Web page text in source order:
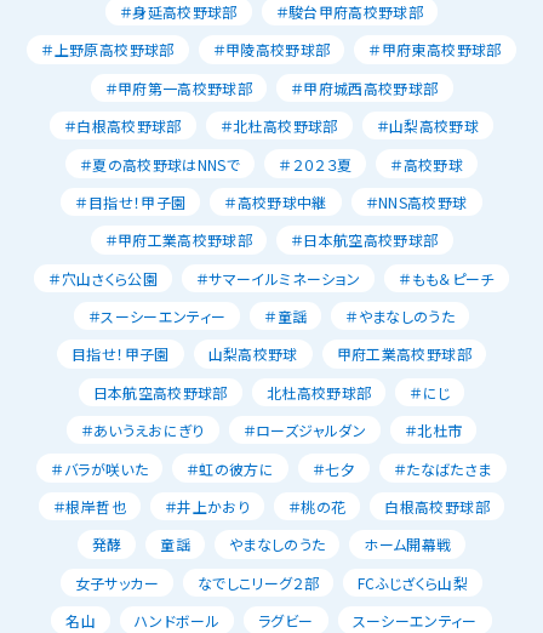
＃身延高校野球部
＃駿台甲府高校野球部
＃上野原高校野球部
＃甲陵高校野球部
＃甲府東高校野球部
＃甲府第一高校野球部
＃甲府城西高校野球部
＃白根高校野球部
＃北杜高校野球部
＃山梨高校野球
＃夏の高校野球はNNSで
＃２０２３夏
＃高校野球
＃目指せ！甲子園
＃高校野球中継
＃NNS高校野球
＃甲府工業高校野球部
＃日本航空高校野球部
＃穴山さくら公園
＃サマーイルミネーション
＃もも＆ピーチ
＃スーシーエンティー
＃童謡
＃やまなしのうた
目指せ！甲子園
山梨高校野球
甲府工業高校野球部
日本航空高校野球部
北杜高校野球部
＃にじ
＃あいうえおにぎり
＃ローズジャルダン
＃北杜市
＃バラが咲いた
＃虹の彼方に ＃七夕
＃たなばたさま
＃根岸哲也
＃井上かおり ＃桃の花
白根高校野球部
発酵
童謡 やまなしのうた
ホーム開幕戦
女子サッカー
なでしこリーグ２部
FCふじざくら山梨
名山
ハンドボール ラグビー
スーシーエンティー